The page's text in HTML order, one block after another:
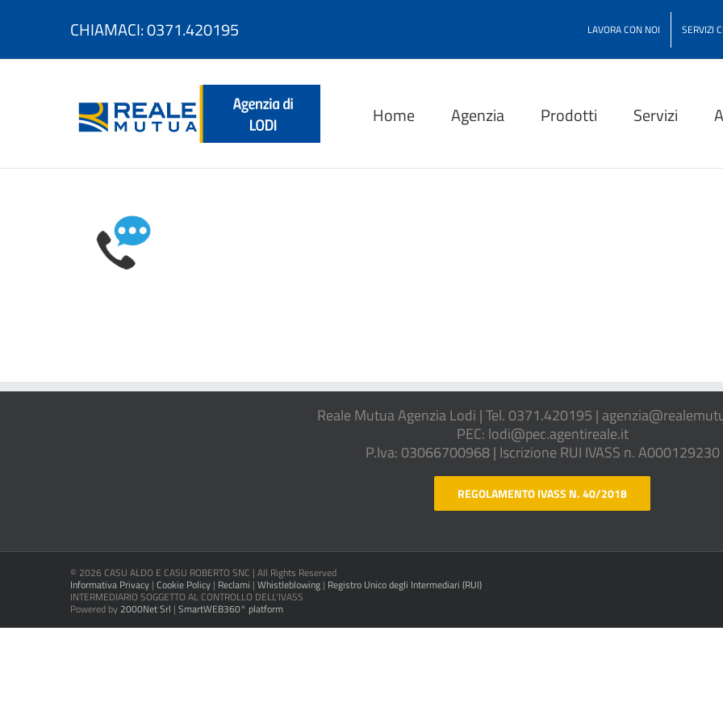
CHIAMACI: 0371.420195 LAVORA CON NOI SERVIZI
Home Agenzia Prodotti Servizi
Reale Mutua Agenzia Lodi | Tel. 0371.420195 |
PEC: lodi@pec.agentireale.it
P.Iva: 03066700968 | Iscrizione RUI IVASS n. A000129230
REGOLAMENTO IVASS N. 40/2018
© 2026 CASU ALDO E CASU ROBERTO SNC | All Rights Reserved
Informativa Privacy | Cookie Policy | Reclami | Whistleblowing | Registro Unico degli Intermediari (RUI)
INTERMEDIARIO SOGGETTO AL CONTROLLO DELL'IVASS
Powered by 2000Net Srl | SmartWEB360° platform